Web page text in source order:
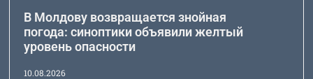
В Молдову возвращается знойная
погода: синоптики объявили желтый
уровень опасности
10.08.2026